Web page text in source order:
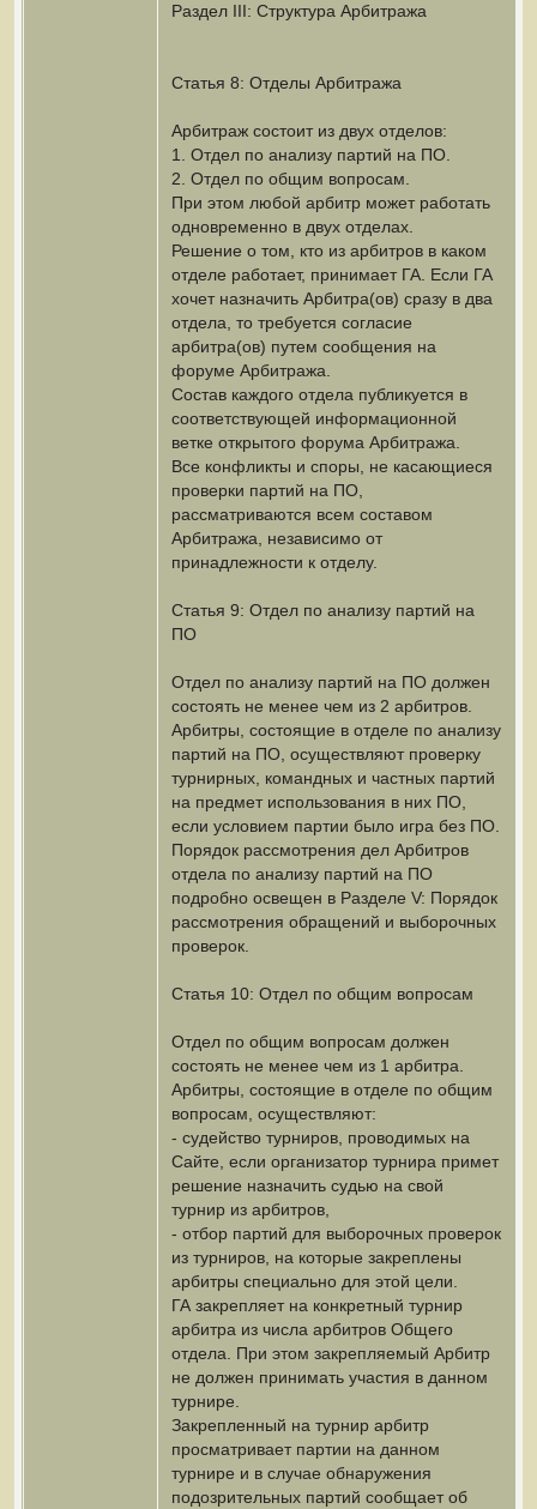
Раздел III: Структура Арбитража
Статья 8: Отделы Арбитража
Арбитраж состоит из двух отделов:
1. Отдел по анализу партий на ПО.
2. Отдел по общим вопросам.
При этом любой арбитр может работать
одновременно в двух отделах.
Решение о том, кто из арбитров в каком
отделе работает, принимает ГА. Если ГА
хочет назначить Арбитра(ов) сразу в два
отдела, то требуется согласие
арбитра(ов) путем сообщения на
форуме Арбитража.
Состав каждого отдела публикуется в
соответствующей информационной
ветке открытого форума Арбитража.
Все конфликты и споры, не касающиеся
проверки партий на ПО,
рассматриваются всем составом
Арбитража, независимо от
принадлежности к отделу.
Статья 9: Отдел по анализу партий на
ПО
Отдел по анализу партий на ПО должен
состоять не менее чем из 2 арбитров.
Арбитры, состоящие в отделе по анализу
партий на ПО, осуществляют проверку
турнирных, командных и частных партий
на предмет использования в них ПО,
если условием партии было игра без ПО.
Порядок рассмотрения дел Арбитров
отдела по анализу партий на ПО
подробно освещен в Разделе V: Порядок
рассмотрения обращений и выборочных
проверок.
Статья 10: Отдел по общим вопросам
Отдел по общим вопросам должен
состоять не менее чем из 1 арбитра.
Арбитры, состоящие в отделе по общим
вопросам, осуществляют:
- судейство турниров, проводимых на
Сайте, если организатор турнира примет
решение назначить судью на свой
турнир из арбитров,
- отбор партий для выборочных проверок
из турниров, на которые закреплены
арбитры специально для этой цели.
ГА закрепляет на конкретный турнир
арбитра из числа арбитров Общего
отдела. При этом закрепляемый Арбитр
не должен принимать участия в данном
турнире.
Закрепленный на турнир арбитр
просматривает партии на данном
турнире и в случае обнаружения
подозрительных партий сообщает об